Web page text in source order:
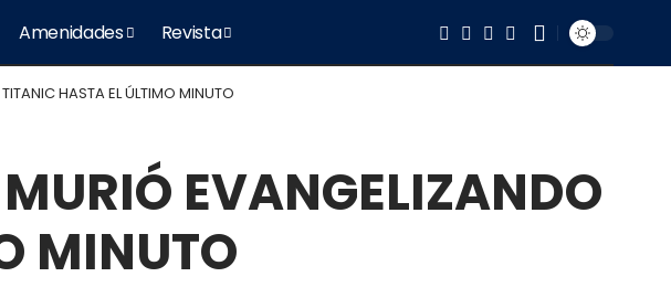
Amenidades Revista
HASTA EL ÚLTIMO MINUTO
EVANGELIZANDO
MINUTO